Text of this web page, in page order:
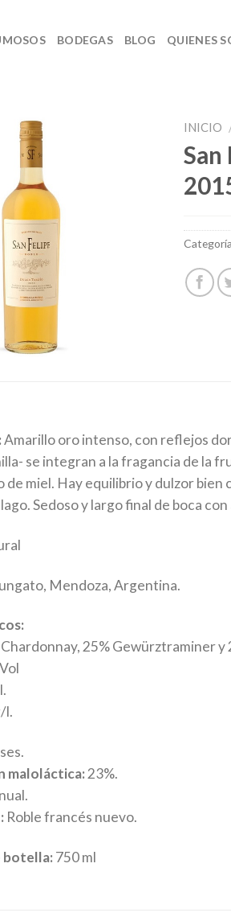
BODEGAS BLOG QUIENES
INICIO
San
Amarillo oro intenso, con reflejos
se integran a la fragancia de la
de miel. Hay equilibrio y dulzor bien
Sedoso y largo final de boca
Mendoza, Argentina.
25% Gewürztraminer y
l.
maloláctica:23%.
Roble francés nuevo.
botella:750 ml